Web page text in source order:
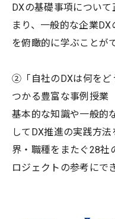
DXの基礎事項につい
まり、一般的な企業
を俯瞰的に学ぶことが
②「自社のDXは何をど
つかる豊富な事例授業
基本的な知識や一般的
してDX推進の実践方
界・職種をまたぐ28社
ロジェクトの参考にで